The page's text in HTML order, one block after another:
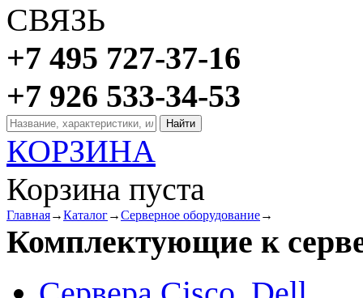
+7 495 727-37-16
+7 926 533-34-53
КОРЗИНА
Корзина пуста
Главная→Каталог→Серверное оборудование→
Комплектующие к